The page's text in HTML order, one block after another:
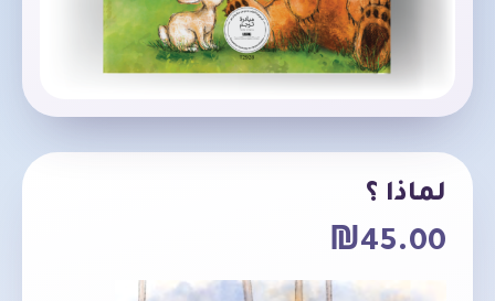
لماذا ؟
₪45.00